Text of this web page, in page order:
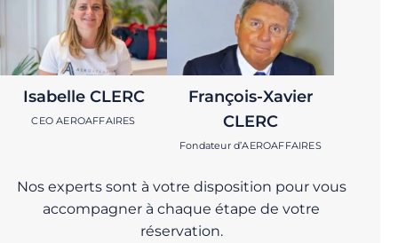
Isabelle CLERC
CEO AEROAFFAIRES
François-Xavier
CLERC
Fondateur d’AEROAFFAIRES
Nos experts sont à votre disposition pour vous
accompagner à chaque étape de votre
réservation.